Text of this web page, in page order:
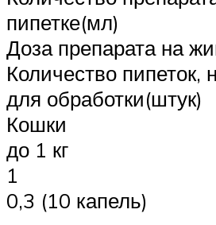
пипетке(мл)
Доза препарата на
Количество пипеток,
для обработки(штук)
Кошки
до 1 кг
1
0,3 (10 капель)